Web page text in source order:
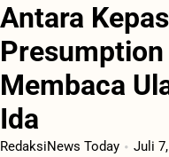
Antara
Membaca
Ida
RedaksiNews Today Juli